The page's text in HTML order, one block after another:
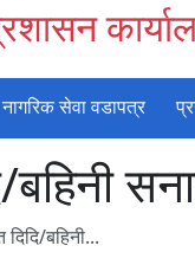
नागरिक सेवा वडापत्र
बहिनी
दिदि/बहिनी...